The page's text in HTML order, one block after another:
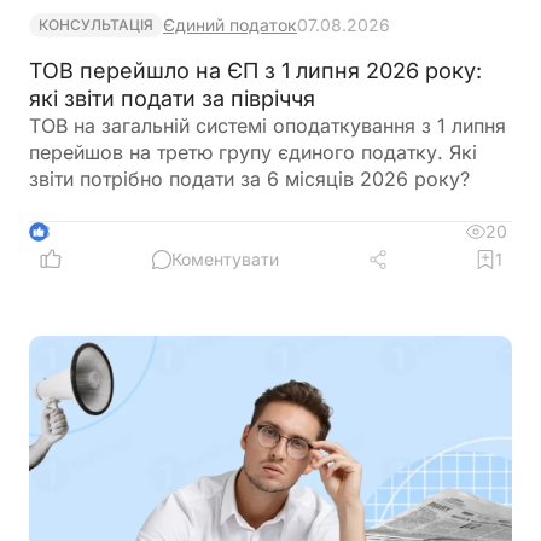
КОНСУЛЬТАЦІЯ Єдиний податок07.08.2026
ТОВ перейшло на ЄП з 1 липня 2026 року:
які звіти подати за півріччя
ТОВ на загальній системі оподаткування з 1 липня
перейшов на третю групу єдиного податку. Які
звіти потрібно подати за 6 місяців 2026 року?
3
20
Коментувати
1